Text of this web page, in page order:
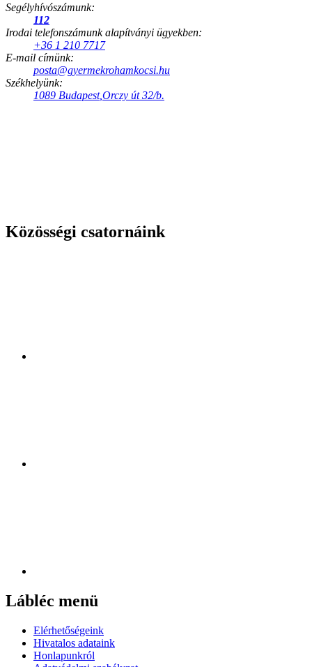
választhatók
Segélyhívószámunk:
112
Irodai telefonszámunk alapítványi ügyekben:
+36 1 210 7717
E-mail címünk:
posta@gyermekrohamkocsi.hu
Székhelyünk:
1089 Budapest,Orczy út 32/b.
Közösségi csatornáink
Lábléc menü
Elérhetőségeink
Hivatalos adataink
Honlapunkról